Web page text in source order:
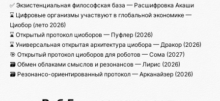
✅ Экзистенциальная философская база — Расшифровка Акаши
⌛ Цифровые организмы участвуют в глобальной экономике —
Циобор (лето 2026)
⌛ Открытый протокол циоборов — Пуфлер (2026)
⌛ Универсальная открытая архитектура циобора — Дракор (2026)
🎯 Открытый протокол циоборов для роботов — Сома (2027)
🗃️ Обмен облаками смыслов и резонансов — Лирис (2026)
🗃️ Резонансо-ориентированный протокол — Арканайзер (2026)